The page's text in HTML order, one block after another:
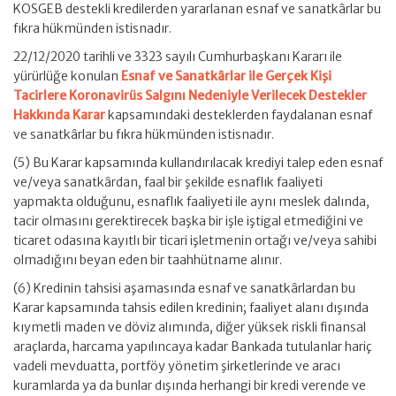
KOSGEB destekli kredilerden yararlanan esnaf ve sanatkârlar bu
fıkra hükmünden istisnadır.
22/12/2020 tarihli ve 3323 sayılı Cumhurbaşkanı Kararı ile
yürürlüğe konulan Esnaf ve Sanatkârlar ile Gerçek Kişi
Tacirlere Koronavirüs Salgını Nedeniyle Verilecek Destekler
Hakkında Kararkapsamındaki desteklerden faydalanan esnaf
ve sanatkârlar bu fıkra hükmünden istisnadır.
(5) Bu Karar kapsamında kullandırılacak krediyi talep eden esnaf
ve/veya sanatkârdan, faal bir şekilde esnaflık faaliyeti
yapmakta olduğunu, esnaflık faaliyeti ile aynı meslek dalında,
tacir olmasını gerektirecek başka bir işle iştigal etmediğini ve
ticaret odasına kayıtlı bir ticari işletmenin ortağı ve/veya sahibi
olmadığını beyan eden bir taahhütname alınır.
(6) Kredinin tahsisi aşamasında esnaf ve sanatkârlardan bu
Karar kapsamında tahsis edilen kredinin; faaliyet alanı dışında
kıymetli maden ve döviz alımında, diğer yüksek riskli finansal
araçlarda, harcama yapılıncaya kadar Bankada tutulanlar hariç
vadeli mevduatta, portföy yönetim şirketlerinde ve aracı
kuramlarda ya da bunlar dışında herhangi bir kredi verende ve